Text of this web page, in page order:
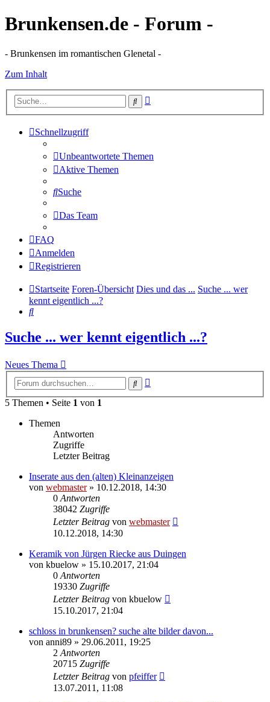
Brunkensen.de - Forum -
- Brunkensen im romantischen Glenetal -
Zum Inhalt
Suche
Schnellzugriff
Unbeantwortete Themen
Aktive Themen
Suche
Das Team
FAQ
Anmelden
Registrieren
Startseite Foren-Übersicht Dies und das ... Suche ... wer
kennt eigentlich ...?
Suche
Suche ... wer kennt eigentlich ...?
Neues Thema
Suche
5 Themen • Seite 1 von 1
Themen
Antworten
Zugriffe
Letzter Beitrag
Inserate aus den (alten) Kleinanzeigen
von webmaster» 10.12.2018, 14:30
0 Antworten
38042 Zugriffe
Letzter Beitrag von webmaster
10.12.2018, 14:30
Keramik von Jürgen Riecke aus Duingen
von kbuelow » 15.10.2017, 21:04
0 Antworten
19330 Zugriffe
Letzter Beitrag von kbuelow
15.10.2017, 21:04
schloss in brunkensen? suche alte bilder davon...
von anni89 » 29.06.2011, 19:25
2 Antworten
20715 Zugriffe
Letzter Beitrag von pfeiffer
13.07.2011, 11:08